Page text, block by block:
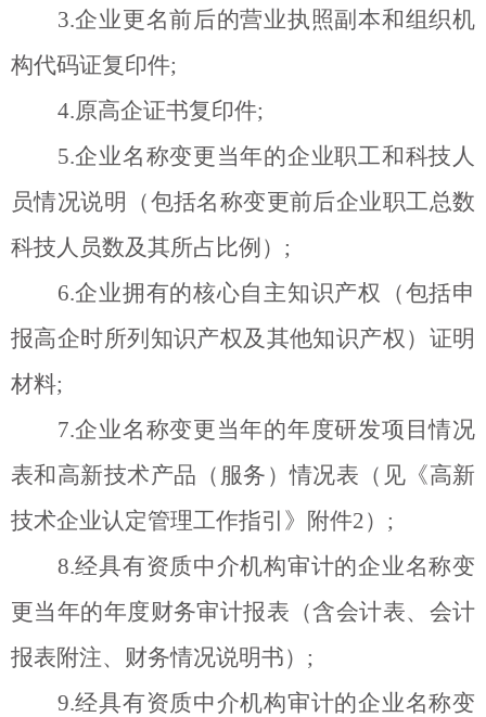
3.企业更名前后的营业执照副本和组织机
构代码证复印件;
4.原高企证书复印件;
5.企业名称变更当年的企业职工和科技人
员情况说明（包括名称变更前后企业职工总数
科技人员数及其所占比例） ;
6.企业拥有的核心自主知识产权（包括申
报高企时所列知识产权及其他知识产权）证明
材料;
7.企业名称变更当年的年度研发项目情况
表和高新技术产品（服务）情况表（见《高新
技术企业认定管理工作指引》附件2） ;
8.经具有资质中介机构审计的企业名称变
更当年的年度财务审计报表（含会计表、会计
报表附注、财务情况说明书） ;
9.经具有资质中介机构审计的企业名称变